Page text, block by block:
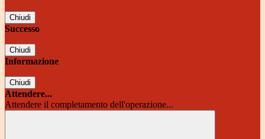
Chiudi
Successo
Chiudi
Informazione
Chiudi
Attendere...
Attendere il completamento dell'operazione...